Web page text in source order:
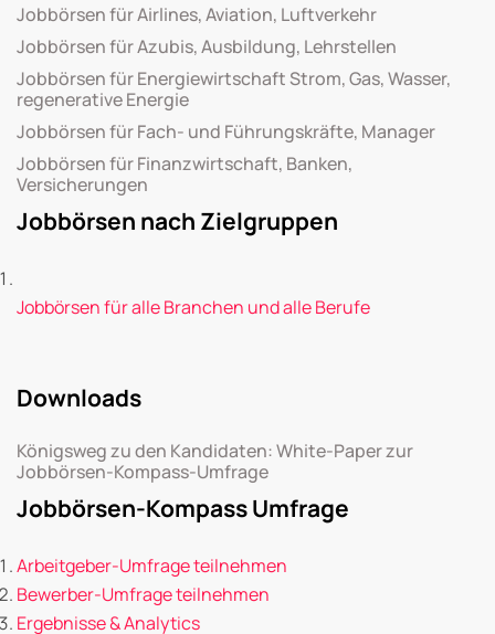
Jobbörsen für Airlines, Aviation, Luftverkehr
Jobbörsen für Azubis, Ausbildung, Lehrstellen
Jobbörsen für Energiewirtschaft Strom, Gas, Wasser,
regenerative Energie
Jobbörsen für Fach- und Führungskräfte, Manager
Jobbörsen für Finanzwirtschaft, Banken,
Versicherungen
Jobbörsen nach Zielgruppen
Jobbörsen für alle Branchen und alle Berufe
Downloads
Königsweg zu den Kandidaten: White-Paper zur
Jobbörsen-Kompass-Umfrage
Jobbörsen-Kompass Umfrage
Arbeitgeber-Umfrage teilnehmen
Bewerber-Umfrage teilnehmen
Ergebnisse & Analytics